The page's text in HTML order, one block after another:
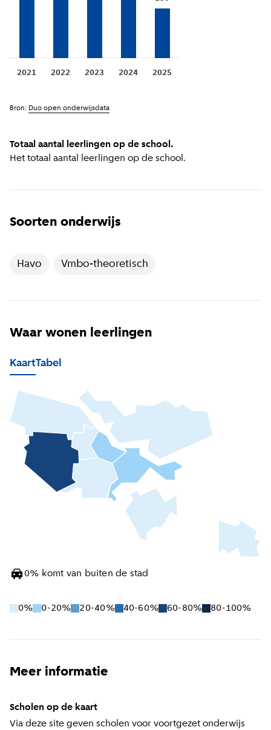
Totaal aantal leerlingen op de school.
Het totaal aantal leerlingen op de school.
2021 2022 2023 2024 2025
Bron: Duo open onderwijsdata
Soorten onderwijs
Havo Vmbo-theoretisch
Waar wonen leerlingen
KaartTabel
0% komt van buiten de stad
0% 0-20% 20-40% 40-60% 60-80% 80-100%
Meer informatie
Scholen op de kaart
Via deze site geven scholen voor voortgezet onderwijs